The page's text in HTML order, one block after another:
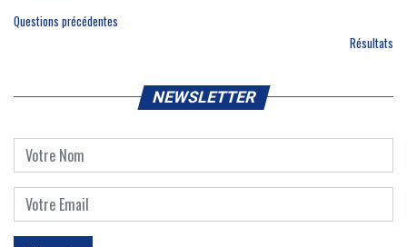
Questions précédentes
Résultats
NEWSLETTER